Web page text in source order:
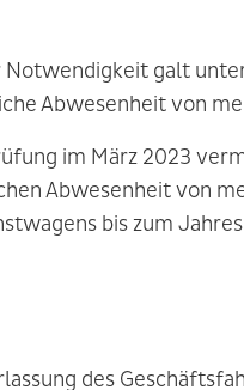
galt
Abwesenheit von
im März 2023
Abwesenheit von
bis zum
des